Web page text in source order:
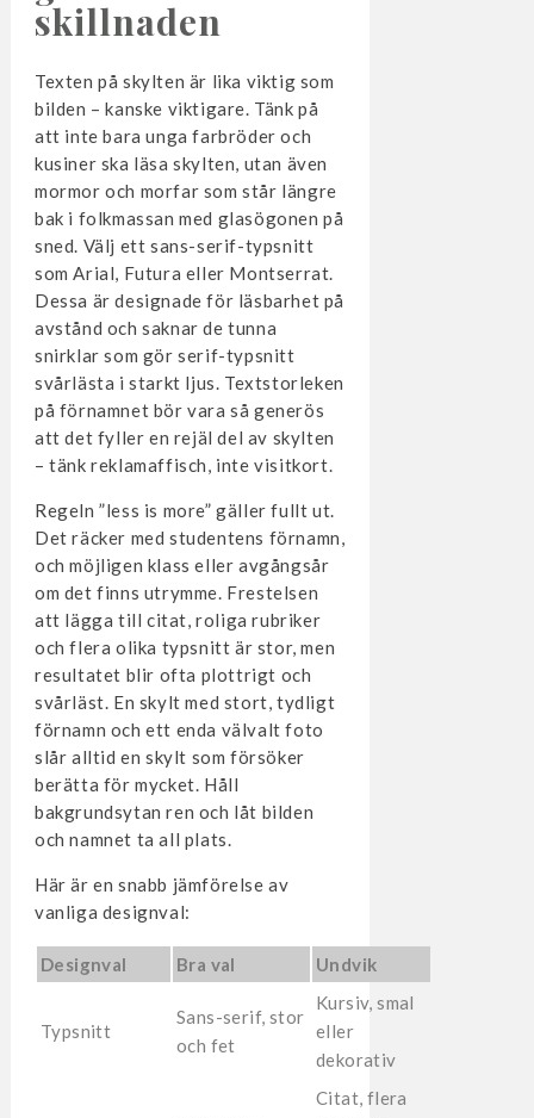
skillnaden
Texten på skylten är lika viktig som
bilden – kanske viktigare. Tänk på
att inte bara unga farbröder och
kusiner ska läsa skylten, utan även
mormor och morfar som står längre
bak i folkmassan med glasögonen på
sned. Välj ett sans-serif-typsnitt
som Arial, Futura eller Montserrat.
Dessa är designade för läsbarhet på
avstånd och saknar de tunna
snirklar som gör serif-typsnitt
svårlästa i starkt ljus. Textstorleken
på förnamnet bör vara så generös
att det fyller en rejäl del av skylten
– tänk reklamaffisch, inte visitkort.
Regeln ”less is more” gäller fullt ut.
Det räcker med studentens förnamn,
och möjligen klass eller avgångsår
om det finns utrymme. Frestelsen
att lägga till citat, roliga rubriker
och flera olika typsnitt är stor, men
resultatet blir ofta plottrigt och
svårläst. En skylt med stort, tydligt
förnamn och ett enda välvalt foto
slår alltid en skylt som försöker
berätta för mycket. Håll
bakgrundsytan ren och låt bilden
och namnet ta all plats.
Här är en snabb jämförelse av
vanliga designval:
Designval Bra val Undvik
Typsnitt
Sans-serif, stor
och fet
Kursiv, smal
eller
dekorativ
Citat, flera